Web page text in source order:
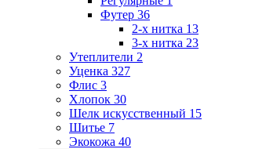
Футер 36
2-х нитка 13
3-х нитка 23
Утеплители 2
Уценка 327
Флис 3
Хлопок 30
Шелк искусственный 15
Шитье 7
Экокожа 40